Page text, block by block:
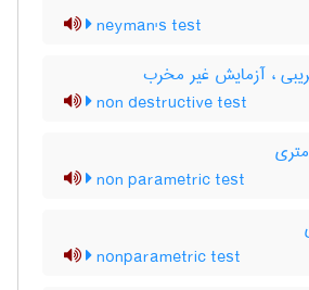
neyman's test
، آزمایش غیر مخرب
non destructive test
non parametric test
nonparametric test